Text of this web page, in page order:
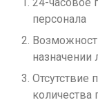
персонала
назначении
Отсутствие
количества